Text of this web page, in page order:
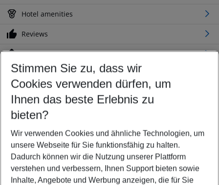
Hotel amenities
Reviews
Location
Customize your offer
Find the perfect deal which suits your best
Your departure airport
Any airport
Select your date range
09/08/26–07/08/27 5-8 nights
Who will travel
2 adults No children
Stimmen Sie zu, dass wir
Cookies verwenden dürfen, um
Ihnen das beste Erlebnis zu
bieten?
Wir verwenden Cookies und ähnliche Technologien, um
unsere Webseite für Sie funktionsfähig zu halten.
Dadurch können wir die Nutzung unserer Plattform
verstehen und verbessern, Ihnen Support bieten sowie
Inhalte, Angebote und Werbung anzeigen, die für Sie